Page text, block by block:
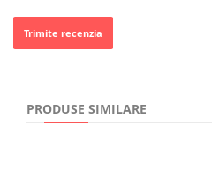
Trimite recenzia
PRODUSE SIMILARE